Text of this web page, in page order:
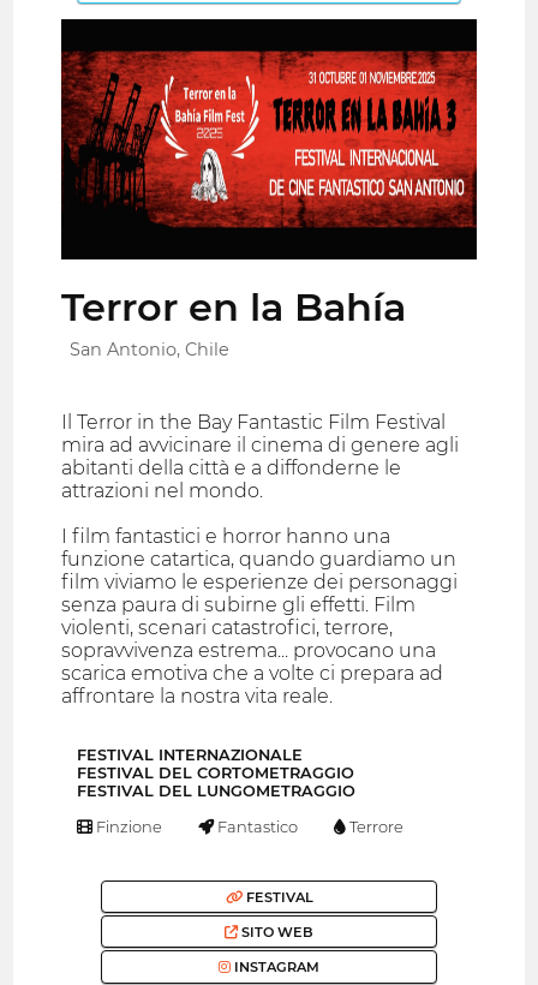
Terror en la Bahía
San Antonio, Chile
Il Terror in the Bay Fantastic Film Festival
mira ad avvicinare il cinema di genere agli
abitanti della città e a diffonderne le
attrazioni nel mondo.
I film fantastici e horror hanno una
funzione catartica, quando guardiamo un
film viviamo le esperienze dei personaggi
senza paura di subirne gli effetti. Film
violenti, scenari catastrofici, terrore,
sopravvivenza estrema... provocano una
scarica emotiva che a volte ci prepara ad
affrontare la nostra vita reale.
FESTIVAL INTERNAZIONALE
FESTIVAL DEL CORTOMETRAGGIO
FESTIVAL DEL LUNGOMETRAGGIO
Finzione Fantastico Terrore
FESTIVAL
SITO WEB
INSTAGRAM